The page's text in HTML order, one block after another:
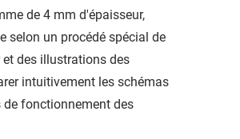
de 4 mm d'épaisseur,
selon un procédé spécial de
des illustrations des
intuitivement les schémas
fonctionnement des